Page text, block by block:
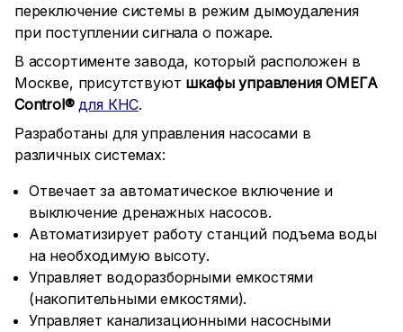
переключение системы в режим дымоудаления
при поступлении сигнала о пожаре.
В ассортименте завода, который расположен в
Москве, присутствуют шкафы управления ОМЕГА
Control® для КНС.
Разработаны для управления насосами в
различных системах:
Отвечает за автоматическое включение и
выключение дренажных насосов.
Автоматизирует работу станций подъема воды
на необходимую высоту.
Управляет водоразборными емкостями
(накопительными емкостями).
Управляет канализационными насосными